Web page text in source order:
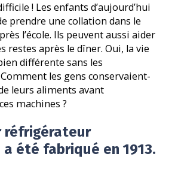
! Les enfants d’aujourd’hui
prendre une collation dans le
l’école. Ils peuvent aussi aider
restes après le dîner. Oui, la vie
différente sans les
les gens conservaient-
leurs aliments avant
machines ?
réfrigérateur
été fabriqué en 1913.